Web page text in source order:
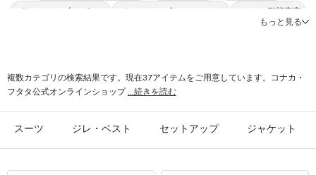
#ウォッシャブル パンツ #オールシーズン フォーマル #シャツ 形態安定
#パンツ クールビズ
もっと見る
複数カテゴリの検索結果です。現在37アイテムをご用意しています。コナカ・
フタタ公式オンラインショップ
...続きを読む
スーツ ジレ・ベスト セットアップ ジャケット